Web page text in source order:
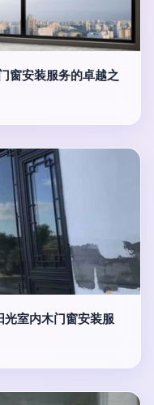
窗安装服务的卓越之
室内木门窗安装服